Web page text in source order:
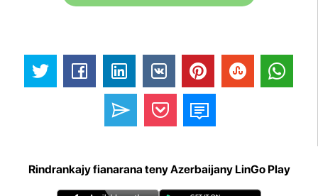
Rindrankajy fianarana teny Azerbaijany LinGo Play